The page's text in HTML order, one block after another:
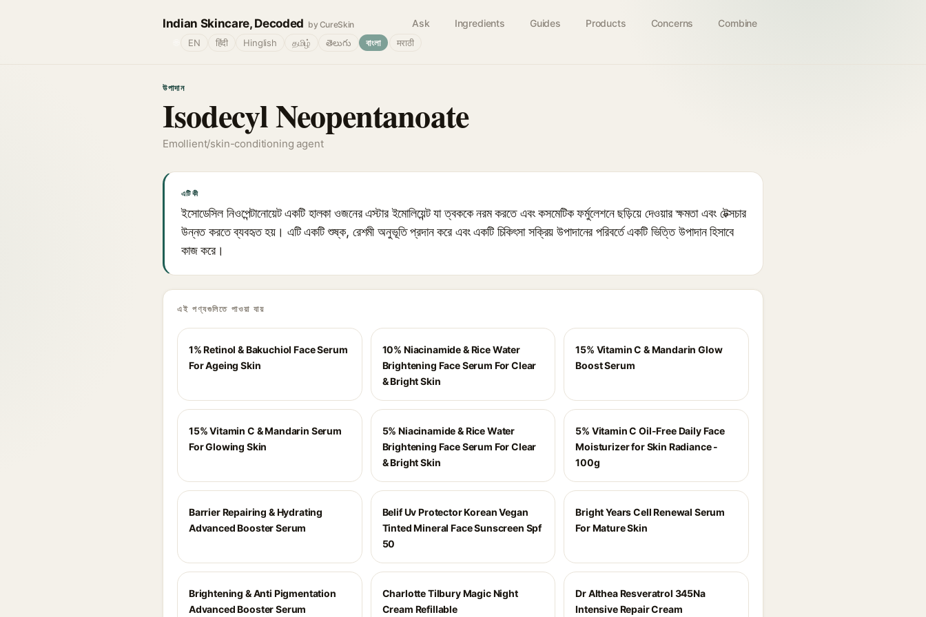
Indian Skincare, Decoded by CureSkin Ask Ingredients Guides Products Concerns Combine
EN हिंदी Hinglish தமிழ் తెలుగు বাংলা मराठी
উপাদান
Isodecyl Neopentanoate
Emollient/skin-conditioning agent
এটি কী
ইসোডেসিল নিওপেন্টানোয়েট একটি হালকা ওজনের এস্টার ইমোলিয়েন্ট যা ত্বককে নরম করতে এবং কসমেটিক ফর্মুলেশনে ছড়িয়ে দেওয়ার ক্ষমতা এবং টেক্সচার
উন্নত করতে ব্যবহৃত হয়। এটি একটি শুষ্ক, রেশমী অনুভূতি প্রদান করে এবং একটি চিকিৎসা সক্রিয় উপাদানের পরিবর্তে একটি ভিত্তি উপাদান হিসাবে
কাজ করে।
এই পণ্যগুলিতে পাওয়া যায়
1% Retinol & Bakuchiol Face Serum
For Ageing Skin
10% Niacinamide & Rice Water
Brightening Face Serum For Clear
& Bright Skin
15% Vitamin C & Mandarin Glow
Boost Serum
15% Vitamin C & Mandarin Serum
For Glowing Skin
5% Niacinamide & Rice Water
Brightening Face Serum For Clear
& Bright Skin
5% Vitamin C Oil-Free Daily Face
Moisturizer for Skin Radiance -
100g
Barrier Repairing & Hydrating
Advanced Booster Serum
Belif Uv Protector Korean Vegan
Tinted Mineral Face Sunscreen Spf
50
Bright Years Cell Renewal Serum
For Mature Skin
Brightening & Anti Pigmentation
Advanced Booster Serum
Charlotte Tilbury Magic Night
Cream Refillable
Dr Althea Resveratrol 345Na
Intensive Repair Cream